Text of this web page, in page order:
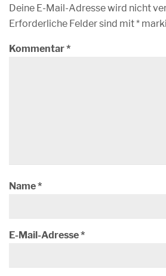
Deine E-Mail-Adresse wird nicht
Erforderliche Felder sind mit*
Kommentar*
Name*
E-Mail-Adresse*